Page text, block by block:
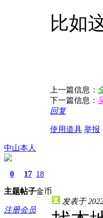
比如
上一篇信息：
下一篇信息：
回复
使用道具 举报
中山本人
0
主题
17
帖子
18
金币
注册会员
发表于